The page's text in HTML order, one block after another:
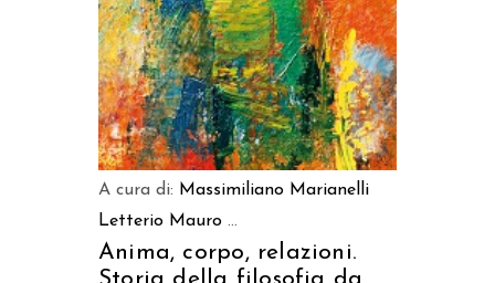
A cura di: Massimiliano Marianelli
Letterio Mauro ...
Anima, corpo, relazioni.